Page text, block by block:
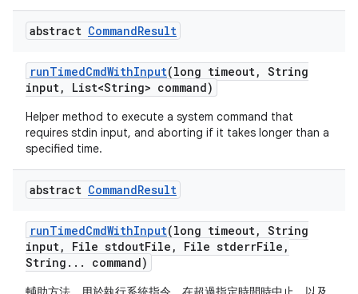
abstract CommandResult
runTimedCmdWithInput(long timeout, String
input, List<String> command)
Helper method to execute a system command that
requires stdin input, and aborting if it takes longer than a
specified time.
abstract CommandResult
runTimedCmdWithInput(long timeout, String
input, File stdoutFile , File stderrFile ,
String . . . command)